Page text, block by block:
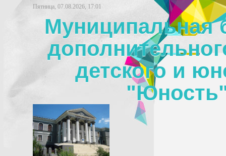
Пятница, 07.08.2026, 17:01
Муниципальная
детского и